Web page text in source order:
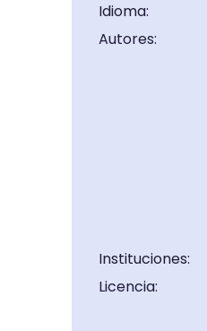
Idioma:
Autores:
Instituciones:
Licencia: